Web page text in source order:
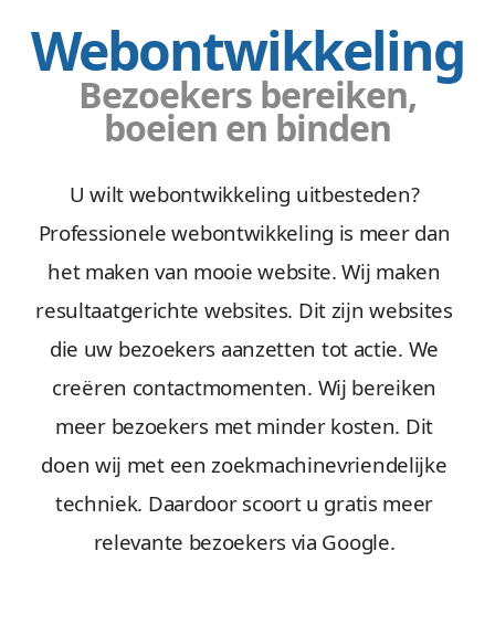
Webontwikkeling
Bezoekers bereiken,
boeien en binden
U wilt webontwikkeling uitbesteden?
Professionele webontwikkeling is meer dan
het maken van mooie website. Wij maken
resultaatgerichte websites. Dit zijn websites
die uw bezoekers aanzetten tot actie. We
creëren contactmomenten. Wij bereiken
meer bezoekers met minder kosten. Dit
doen wij met een zoekmachinevriendelijke
techniek. Daardoor scoort u gratis meer
relevante bezoekers via Google.